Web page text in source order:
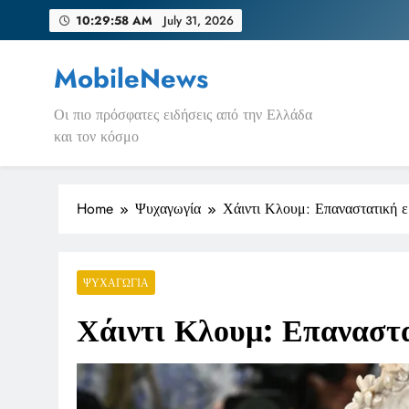
10:29:58 AM July 31, 2026
MobileNews
Οι πιο πρόσφατες ειδήσεις από την Ελλάδα
και τον κόσμο
Home Ψυχαγωγία Χάιντι Κλουμ: Επαναστατική
ΨΥΧΑΓΩΓΊΑ
Χάιντι Κλουμ: